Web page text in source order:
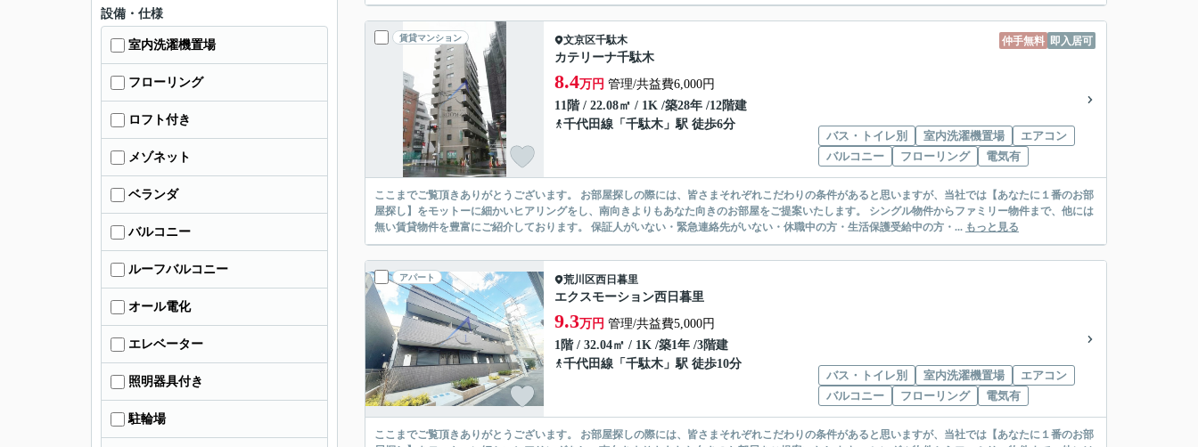
賃貸マンション 仲手無料 即入居可
文京区千駄木
カテリーナ千駄木
8.4万円 管理/共益費6,000円
11階 / 22.08㎡ / 1K /築28年 /12階建
千代田線 「 千駄木 」駅 徒歩6分
バス・トイレ別
室内洗濯機置場
エアコン
バルコニー
フローリング 電気有
ここまでご覧頂きありがとうございます。 お部屋探しの際には、皆さまそれぞれこだわりの条件があると思いますが、当社では【あなたに１番のお部
屋探し】をモットーに細かいヒアリングをし、南向きよりもあなた向きのお部屋をご提案いたします。 シングル物件からファミリー物件まで、他には
無い賃貸物件を豊富にご紹介しております。 保証人がいない・緊急連絡先がいない・休職中の方・生活保護受給中の方・... もっと見る
アパート 荒川区西日暮里
エクスモーション西日暮里
9.3万円 管理/共益費5,000円
1階 / 32.04㎡ / 1K /築1年 /3階建
千代田線 「 千駄木 」駅 徒歩10分
バス・トイレ別
室内洗濯機置場
エアコン
バルコニー
フローリング 電気有
ここまでご覧頂きありがとうございます。 お部屋探しの際には、皆さまそれぞれこだわりの条件があると思いますが、当社では【あなたに１番のお部
設備・仕様
室内洗濯機置場
フローリング
ロフト付き
メゾネット
ベランダ
バルコニー
ルーフバルコニー
オール電化
エレベーター
照明器具付き
駐輪場